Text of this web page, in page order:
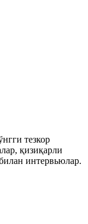
тезкор
қизиқарли
интервьюлар.